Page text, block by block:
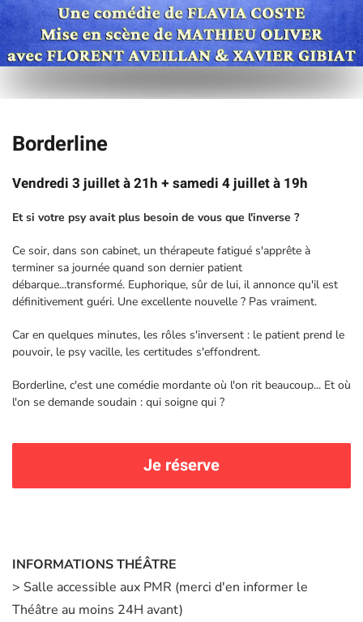
Borderline
Vendredi 3 juillet à 21h + samedi 4 juillet à 19h
Et si votre psy avait plus besoin de vous que l'inverse ?
Ce soir, dans son cabinet, un thérapeute fatigué s'apprête à
terminer sa journée quand son dernier patient
débarque...transformé. Euphorique, sûr de lui, il annonce qu'il est
définitivement guéri. Une excellente nouvelle ? Pas vraiment.
Car en quelques minutes, les rôles s'inversent : le patient prend le
pouvoir, le psy vacille, les certitudes s'effondrent.
Borderline, c'est une comédie mordante où l'on rit beaucoup... Et où
l'on se demande soudain : qui soigne qui ?
Je réserve
INFORMATIONS THÉÂTRE
> Salle accessible aux PMR (merci d'en informer le
Théâtre au moins 24H avant)